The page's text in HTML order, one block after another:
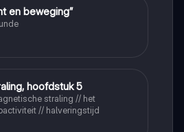
en beweging”
hoofdstuk 5
straling // het
// halveringstijd